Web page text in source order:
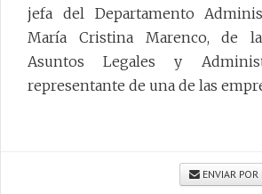
jefa del Departamento
María Cristina Marenco, de
Asuntos Legales y
representante de una de las
ENVIAR POR